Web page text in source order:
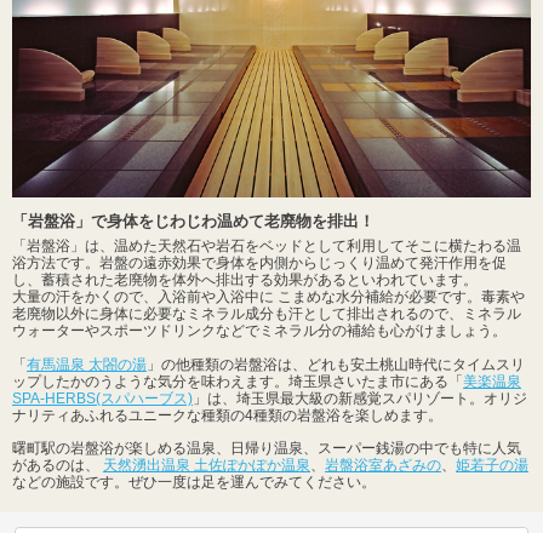
「岩盤浴」で身体をじわじわ温めて老廃物を排出！
「岩盤浴」は、温めた天然石や岩石をベッドとして利用してそこに横たわる温
浴方法です。岩盤の遠赤効果で身体を内側からじっくり温めて発汗作用を促
し、蓄積された老廃物を体外へ排出する効果があるといわれています。
大量の汗をかくので、入浴前や入浴中に こまめな水分補給が必要です。毒素や
老廃物以外に身体に必要なミネラル成分も汗として排出されるので、ミネラル
ウォーターやスポーツドリンクなどでミネラル分の補給も心がけましょう。
「 有馬温泉 太閤の湯 」の他種類の岩盤浴は、どれも安土桃山時代にタイムスリ
ップしたかのうような気分を味わえます。埼玉県さいたま市にある「 美楽温泉
SPA-HERBS(スパハーブス) 」は、埼玉県最大級の新感覚スパリゾート。オリジ
ナリティあふれるユニークな種類の4種類の岩盤浴を楽しめます。
曙町駅の岩盤浴が楽しめる温泉、日帰り温泉、スーパー銭湯の中でも特に人気
があるのは、 天然湧出温泉 土佐ぽかぽか温泉、 岩盤浴室あざみの、 姫若子の湯
などの施設です。ぜひ一度は足を運んでみてください。